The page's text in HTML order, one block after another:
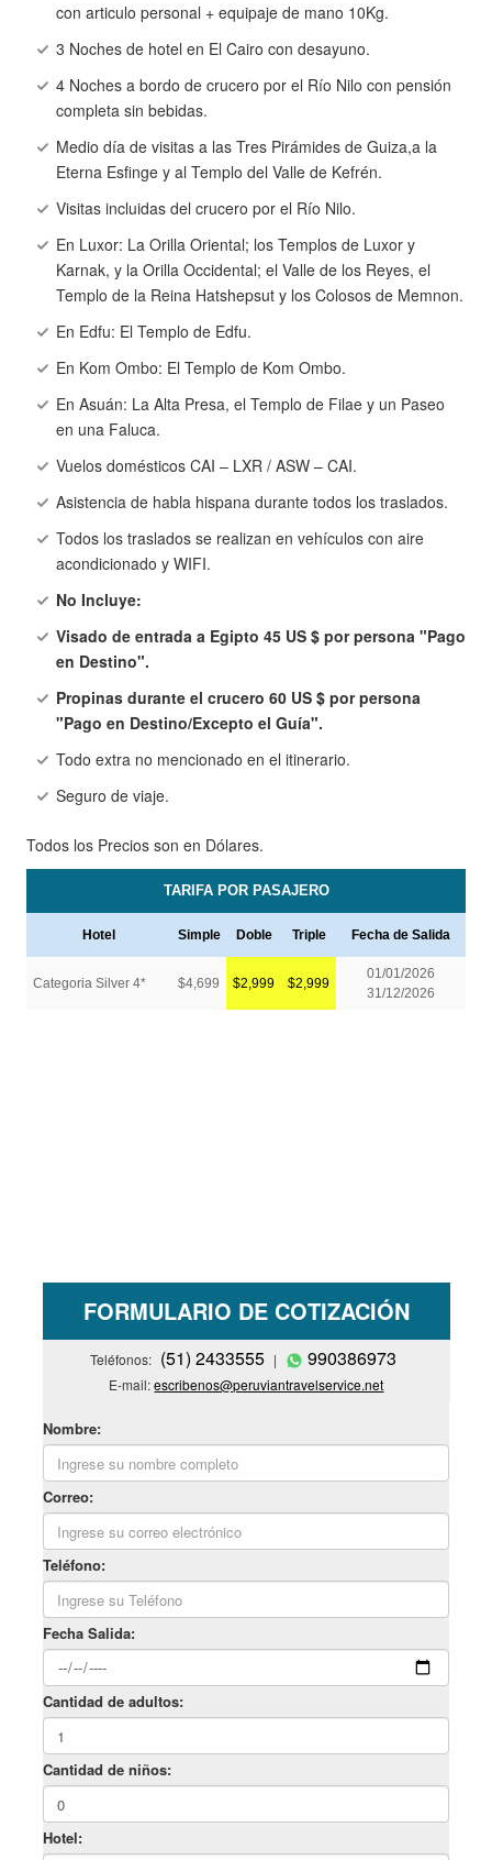
con articulo personal + equipaje de mano 10Kg.
3 Noches de hotel en El Cairo con desayuno.
4 Noches a bordo de crucero por el Río Nilo con pensión
completa sin bebidas.
Medio día de visitas a las Tres Pirámides de Guiza,a la
Eterna Esfinge y al Templo del Valle de Kefrén.
Visitas incluidas del crucero por el Río Nilo.
En Luxor: La Orilla Oriental; los Templos de Luxor y
Karnak, y la Orilla Occidental; el Valle de los Reyes, el
Templo de la Reina Hatshepsut y los Colosos de Memnon.
En Edfu: El Templo de Edfu.
En Kom Ombo: El Templo de Kom Ombo.
En Asuán: La Alta Presa, el Templo de Filae y un Paseo
en una Faluca.
Vuelos domésticos CAI – LXR / ASW – CAI.
Asistencia de habla hispana durante todos los traslados.
Todos los traslados se realizan en vehículos con aire
acondicionado y WIFI.
No Incluye:
Visado de entrada a Egipto 45 US $ por persona "Pago
en Destino".
Propinas durante el crucero 60 US $ por persona
"Pago en Destino/Excepto el Guía".
Todo extra no mencionado en el itinerario.
Seguro de viaje.
Todos los Precios son en Dólares.
FORMULARIO DE COTIZACIÓN
Teléfonos: (51) 2433555 | 990386973
E-mail:escribenos@peruviantravelservice.net